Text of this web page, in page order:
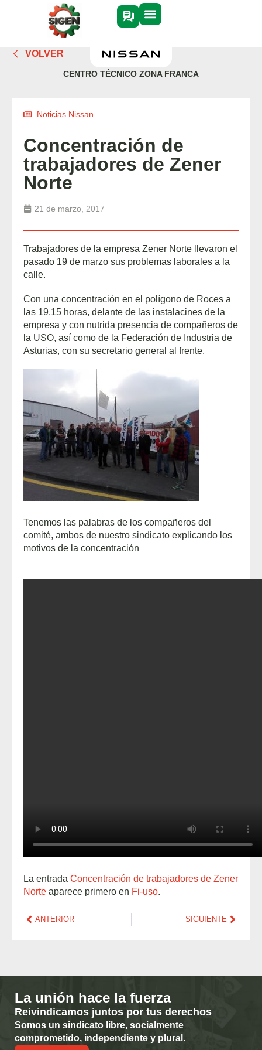
VOLVER
CENTRO TÉCNICO ZONA FRANCA
Noticias Nissan
Concentración de
trabajadores de Zener
Norte
21 de marzo, 2017
Trabajadores de la empresa Zener Norte llevaron el
pasado 19 de marzo sus problemas laborales a la
calle.
Con una concentración en el polígono de Roces a
las 19.15 horas, delante de las instalacines de la
empresa y con nutrida presencia de compañeros de
la USO, así como de la Federación de Industria de
Asturias, con su secretario general al frente.
Tenemos las palabras de los compañeros del
comité, ambos de nuestro sindicato explicando los
motivos de la concentración
La entrada Concentración de trabajadores de Zener
Norte aparece primero en Fi-uso.
ANTERIOR SIGUIENTE
La unión hace la fuerza
Reivindicamos juntos por tus derechos
Somos un sindicato libre, socialmente
comprometido, independiente y plural.